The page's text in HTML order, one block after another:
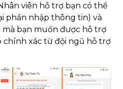
viên hỗ trợ bạn có thể
phần nhập thông tin) và
bạn muốn được hỗ trợ
chính xác từ đội ngũ hỗ trợ